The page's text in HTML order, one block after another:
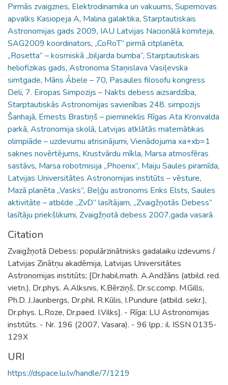
Pirmās zvaigznes, Elektrodinamika un vakuums, Supernovas
apvalks Kasiopeja A, Malina galaktika, Starptautiskais
Astronomijas gads 2009, IAU Latvijas Nacionālā komiteja,
SAG2009 koordinators, „CoRoT” pirmā citplanēta,
„Rosetta” – kosmiskā „biljarda bumba”, Starptautiskais
heliofizikas gads, Astronoma Staņislava Vasiļevska
simtgade, Māris Ābele – 70, Pasaules filosofu kongress
Deli, 7. Eiropas Simpozijs – Nakts debess aizsardzība,
Starptautiskās Astronomijas savienības 248. simpozijs
Šanhajā, Ernests Brastiņš – piemineklis Rīgas Ata Kronvalda
parkā, Astronomija skolā, Latvijas atklātās matemātikas
olimpiāde – uzdevumu atrisinājumi, Vienādojuma xa+xb=1
saknes novērtējums, Krustvārdu mīkla, Marsa atmosfēras
sastāvs, Marsa robotmisija „Phoenix”, Maiju Saules piramīda,
Latvijas Universitātes Astronomijas institūts – vēsture,
Mazā planēta „Vasks”, Beļģu astronoms Eriks Elsts, Saules
aktivitāte – atbilde „ZvD” lasītājam, „Zvaigžņotās Debess”
lasītāju priekšlikumi, Zvaigžņotā debess 2007.gada vasarā
Citation
Zvaigžņotā Debess: populārzinātnisks gadalaiku izdevums /
Latvijas Zinātņu akadēmija, Latvijas Universitātes
Astronomijas institūts; [Dr.habil.math. A.Andžāns (atbild. red.
vietn.), Dr.phys. A.Alksnis, K.Bērziņš, Dr.sc.comp. M.Gills,
Ph.D. J.Jaunbergs, Dr.phil. R.Kūlis, I.Pundure (atbild. sekr.),
Dr.phys. L.Roze, Dr.paed. I.Vilks]. - Rīga: LU Astronomijas
institūts. - Nr. 196 (2007, Vasara). - 96 lpp.: il. ISSN 0135-
129X
URI
https://dspace.lu.lv/handle/7/1219